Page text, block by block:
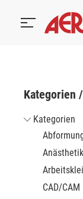
Kategorien
Kategorien
CAD/CAM